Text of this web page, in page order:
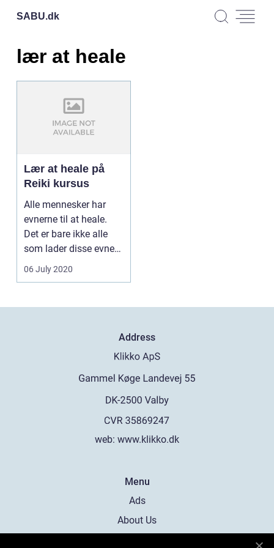
SABU.dk
lær at heale
Lær at heale på
Reiki kursus
Alle mennesker har
evnerne til at heale.
Det er bare ikke alle
som lader disse evner
komme til fuldt...
06 July 2020
Address
web: www.klikko.dk
Menu
Ads
About Us